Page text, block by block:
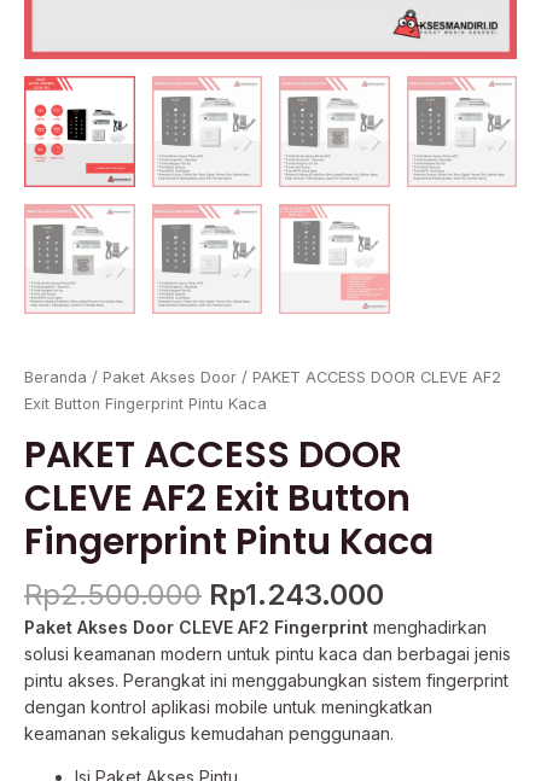
Beranda / Paket Akses Door / PAKET ACCESS DOOR CLEVE AF2
Exit Button Fingerprint Pintu Kaca
PAKET ACCESS DOOR
CLEVE AF2 Exit Button
Fingerprint Pintu Kaca
Rp2.500.000 Rp1.243.000
Paket Akses Door CLEVE AF2 Fingerprint menghadirkan
solusi keamanan modern untuk pintu kaca dan berbagai jenis
pintu akses. Perangkat ini menggabungkan sistem fingerprint
dengan kontrol aplikasi mobile untuk meningkatkan
keamanan sekaligus kemudahan penggunaan.
Isi Paket Akses Pintu